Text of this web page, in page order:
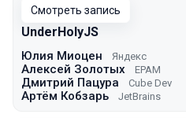
Смотреть запись
UnderHolyJS
Юлия Миоцен Яндекс
Алексей Золотых EPAM
Дмитрий Пацура Cube Dev
Артём Кобзарь JetBrains